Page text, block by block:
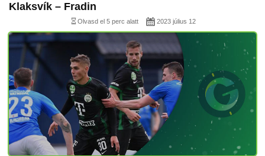
Klaksvík – Fradin
Olvasd el 5 perc alatt 2023 július 12